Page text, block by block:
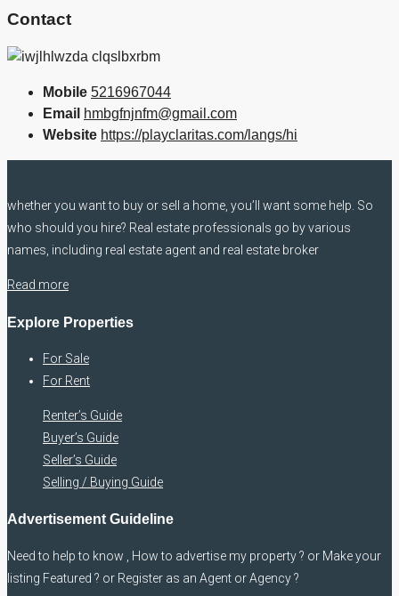
Contact
Mobile 5216967044
Email hmbgfnjnfm@gmail.com
Website https://playclaritas.com/langs/hi
whether you want to buy or sell a home, you’ll want some help. So
who should you hire? Real estate professionals go by various
names, including real estate agent and real estate broker
Read more
Explore Properties
For Sale
For Rent
Renter’s Guide
Buyer’s Guide
Seller’s Guide
Selling / Buying Guide
Advertisement Guideline
Need to help to know , How to advertise my property ? or Make your
listing Featured ? or Register as an Agent or Agency ?